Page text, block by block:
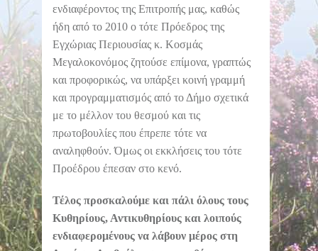
ενδιαφέροντος της Επιτροπής μας, καθώς
ήδη από το 2010 ο τότε Πρόεδρος της
Εγχώριας Περιουσίας κ. Κοσμάς
Μεγαλοκονόμος ζητούσε επίμονα, γραπτώς
και προφορικώς, να υπάρξει κοινή γραμμή
και προγραμματισμός από το Δήμο σχετικά
με το μέλλον του θεσμού και τις
πρωτοβουλίες που έπρεπε τότε να
αναληφθούν. Όμως οι εκκλήσεις του τότε
Προέδρου έπεσαν στο κενό.
Τέλος προσκαλούμε και πάλι όλους τους
Κυθηρίους, Αντικυθηρίους και λοιπούς
ενδιαφερομένους να λάβουν μέρος στη